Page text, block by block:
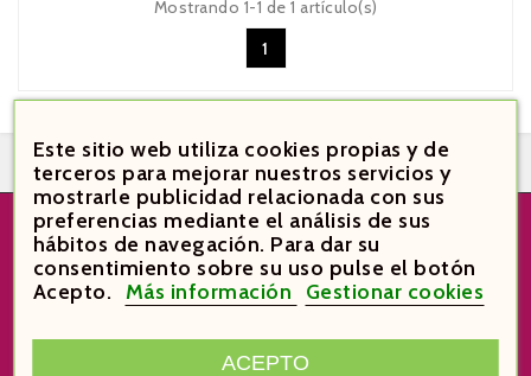
Mostrando 1-1 de 1 artículo(s)
1


VinoVi Vinoteca
Plaça Verdaguer 6
Este sitio web utiliza cookies propias y de
terceros para mejorar nuestros servicios y
mostrarle publicidad relacionada con sus
preferencias mediante el análisis de sus
hábitos de navegación. Para dar su
consentimiento sobre su uso pulse el botón
Acepto. Más información Gestionar cookies
ACEPTO